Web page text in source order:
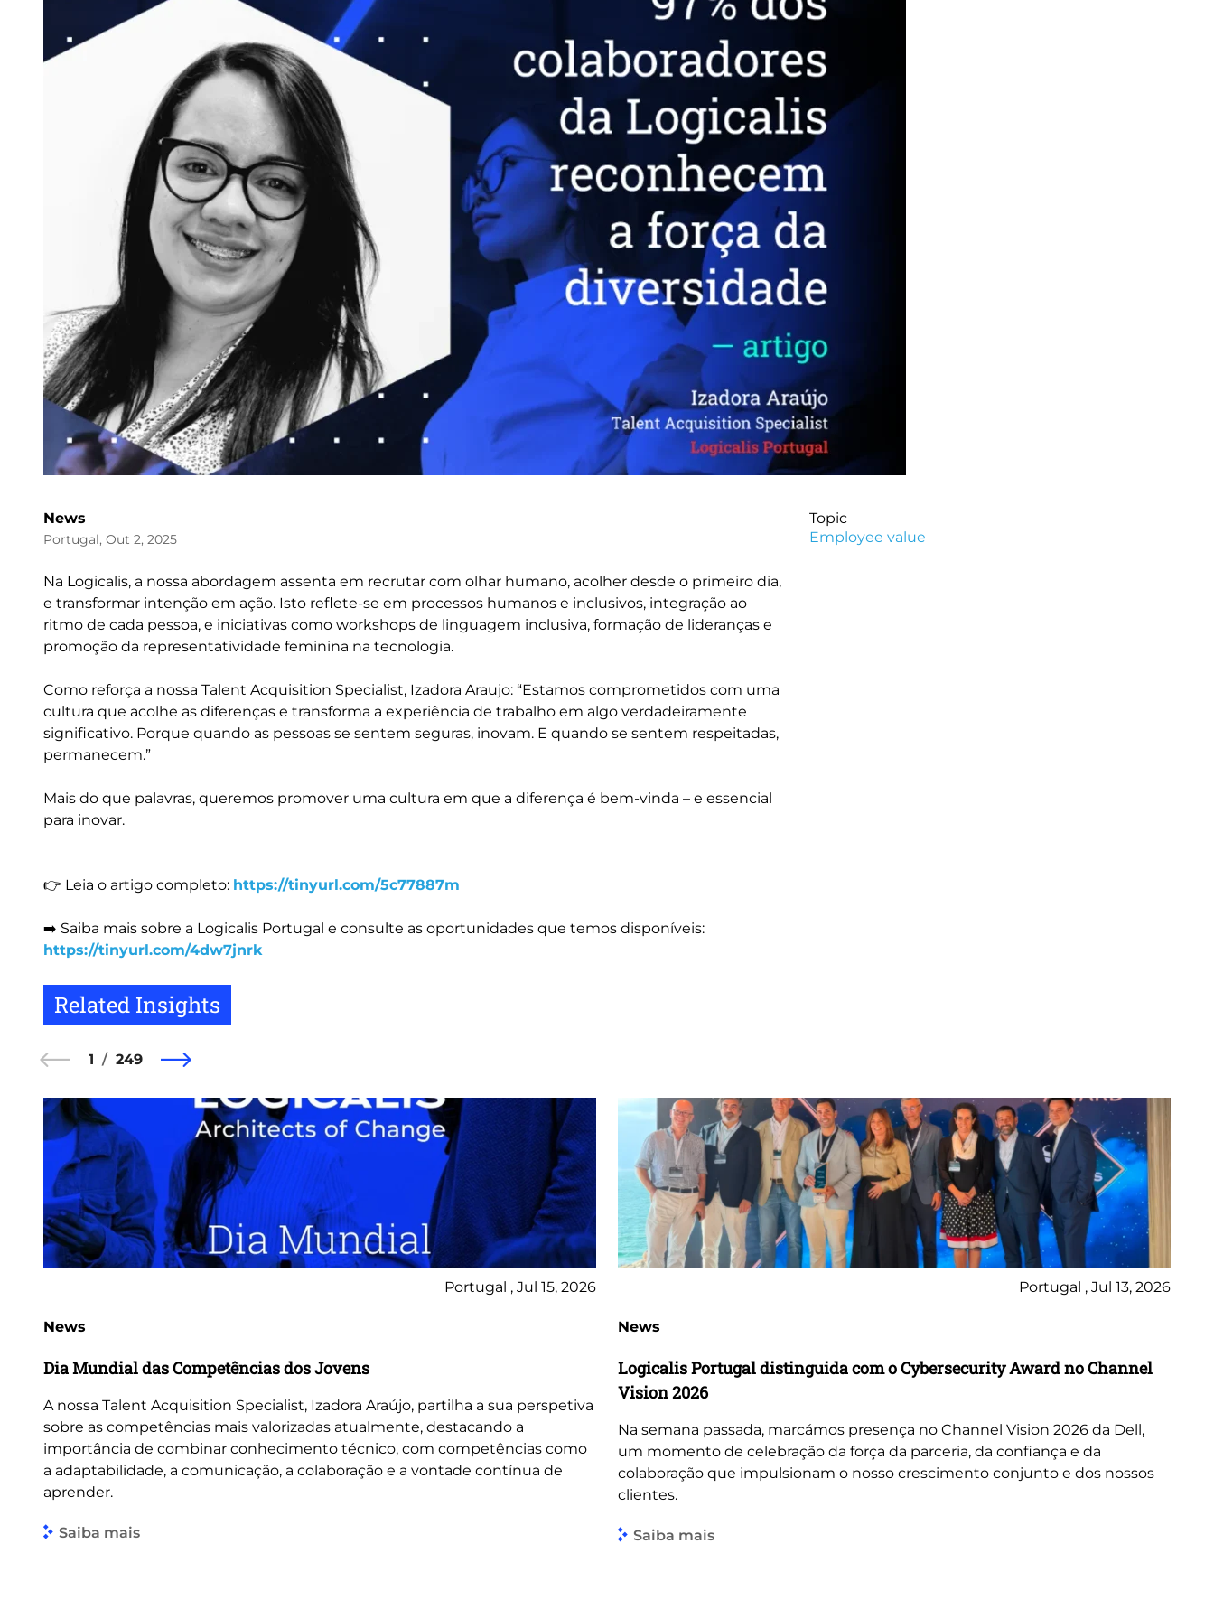
News
Portugal, Out 2, 2025
Na Logicalis, a nossa abordagem assenta em recrutar com olhar humano, acolher desde o primeiro dia,
e transformar intenção em ação. Isto reflete-se em processos humanos e inclusivos, integração ao
ritmo de cada pessoa, e iniciativas como workshops de linguagem inclusiva, formação de lideranças e
promoção da representatividade feminina na tecnologia.
Como reforça a nossa Talent Acquisition Specialist, Izadora Araujo: “Estamos comprometidos com uma
cultura que acolhe as diferenças e transforma a experiência de trabalho em algo verdadeiramente
significativo. Porque quando as pessoas se sentem seguras, inovam. E quando se sentem respeitadas,
permanecem.”
Mais do que palavras, queremos promover uma cultura em que a diferença é bem-vinda – e essencial
para inovar.
👉 Leia o artigo completo: https://tinyurl.com/5c77887m
➡️ Saiba mais sobre a Logicalis Portugal e consulte as oportunidades que temos disponíveis:
https://tinyurl.com/4dw7jnrk
Topic
Employee value
Related Insights
1 249
Portugal , Jul 15, 2026
News
Dia Mundial das Competências dos Jovens
A nossa Talent Acquisition Specialist, Izadora Araújo, partilha a sua perspetiva
sobre as competências mais valorizadas atualmente, destacando a
importância de combinar conhecimento técnico, com competências como
a adaptabilidade, a comunicação, a colaboração e a vontade contínua de
aprender.
Saiba mais
Portugal , Jul 13, 2026
News
Logicalis Portugal distinguida com o Cybersecurity Award no Channel
Vision 2026
Na semana passada, marcámos presença no Channel Vision 2026 da Dell,
um momento de celebração da força da parceria, da confiança e da
colaboração que impulsionam o nosso crescimento conjunto e dos nossos
clientes.
Saiba mais